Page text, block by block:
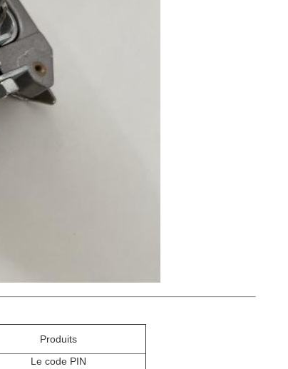
Produits
Le code PIN